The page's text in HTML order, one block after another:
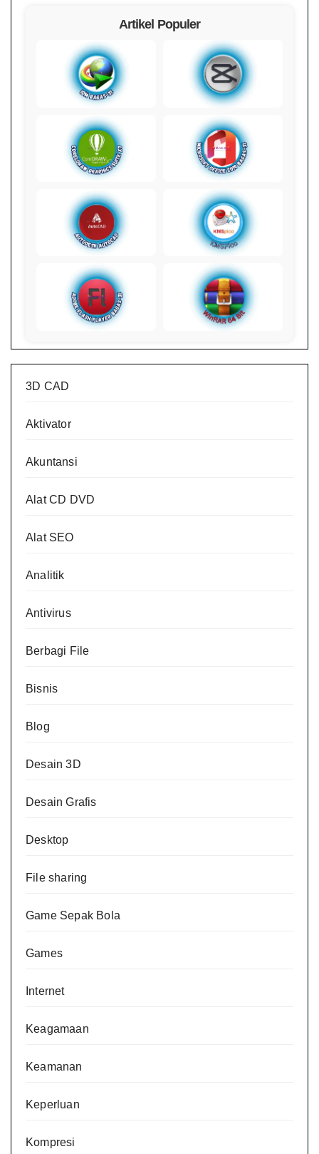
Artikel Populer
3D CAD
Aktivator
Akuntansi
Alat CD DVD
Alat SEO
Analitik
Antivirus
Berbagi File
Bisnis
Blog
Desain 3D
Desain Grafis
Desktop
File sharing
Game Sepak Bola
Games
Internet
Keagamaan
Keamanan
Keperluan
Kompresi